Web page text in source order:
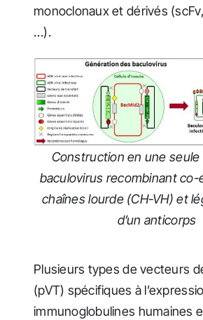
monoclonaux et dérivés (scFv,
…).
Construction en une seule
baculovirus recombinant co-
chaînes lourde (CH-VH) et
d’un anticorps
Plusieurs types de vecteurs
(pVT) spécifiques à
immunoglobulines humaines